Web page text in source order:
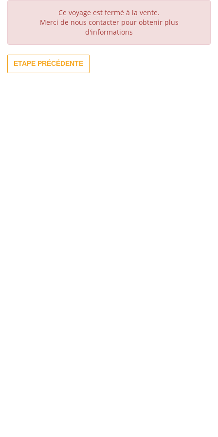
Ce voyage est fermé à la vente.
Merci de nous contacter pour obtenir plus
d'informations
ETAPE PRÉCÉDENTE